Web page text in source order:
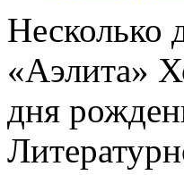
Несколько
«Аэлита»
дня